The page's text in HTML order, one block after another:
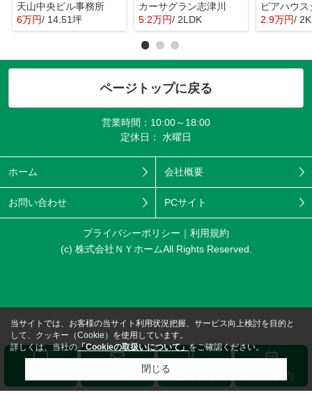
天山中央ビル事務所
6万円/ 14.51坪
カーサグラン志津川
5.2万円/ 2LDK
ピアハウス
2.9万円/ 2K
ページトップに戻る
営業時間：10:00～18:00
定休日： 水曜日
ホーム 会社概要
お問い合わせ PCサイト
プライバシーポリシー
利用規約
(c) 株式会社ＮＹホームAll Rights Reserved.
来店予約
当サイトでは、お客様の当サイト利用状況把握、サービス向上検討を目的と
して、クッキー（Cookie）を使用しています。
詳しくは、当社の 「Cookieの取扱いについて」をご確認ください。
閉じる